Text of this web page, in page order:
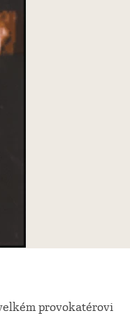
provokatérovi